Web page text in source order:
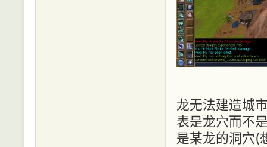
龙无法建造城
表是龙穴而不
是某龙的洞穴(